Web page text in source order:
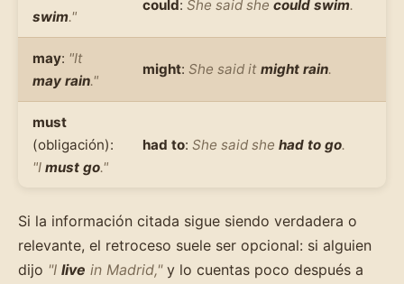
swim."
could : She said she could swim.
may: "It
may rain."
might: She said it might rain.
must
(obligación):
"I must go."
had to: She said she had to go.
Si la información citada sigue siendo verdadera o
relevante, el retroceso suele ser opcional: si alguien
dijo "I live in Madrid,"y lo cuentas poco después a